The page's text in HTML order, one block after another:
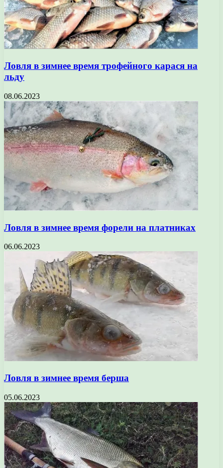
Ловля в зимнее время трофейного карася на
льду
08.06.2023
Ловля в зимнее время форели на платниках
06.06.2023
Ловля в зимнее время берша
05.06.2023